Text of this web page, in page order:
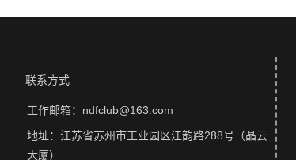
工作邮箱：ndfclub@163.com
联系方式
地址：江苏省苏州市工业园区江韵路288号（晶云
大厦）